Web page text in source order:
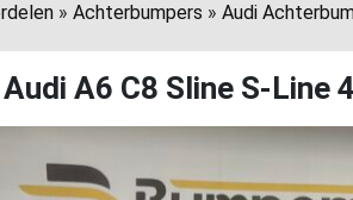
» Achterbumpers » Audi
A6 C8 Sline S-